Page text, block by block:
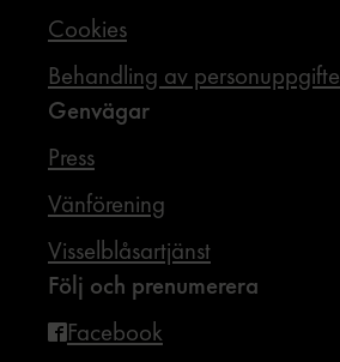
Cookies
Behandling av
Genvägar
Press
Vänförening
Visselblåsartjänst
Följ och prenumerera
Facebook